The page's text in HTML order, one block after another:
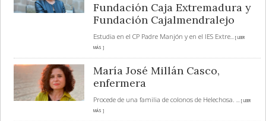
Fundación Caja Extremadura y
Fundación Cajalmendralejo
Estudia en el CP Padre Manjón y en el IES Extre... [ LEER
MÁS ]
María José Millán Casco,
enfermera
Procede de una familia de colonos de Helechosa. ... [ LEER
MÁS ]